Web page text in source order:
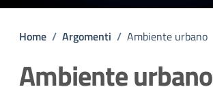
Home / Argomenti / Ambiente urbano
Ambiente urbano